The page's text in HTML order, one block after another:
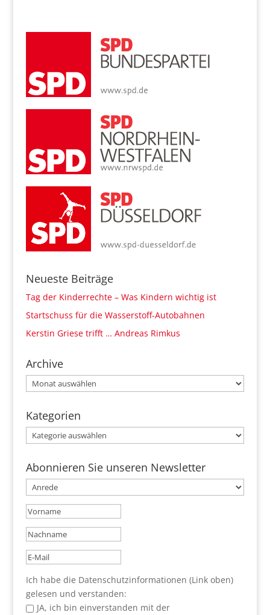
Neueste Beiträge
Tag der Kinderrechte – Was Kindern wichtig ist
Startschuss für die Wasserstoff-Autobahnen
Kerstin Griese trifft … Andreas Rimkus
Archive
Archive
Kategorien
Kategorien
Abonnieren Sie unseren Newsletter
Ich habe die Datenschutzinformationen (Link oben)
gelesen und verstanden:
JA, ich bin einverstanden mit der